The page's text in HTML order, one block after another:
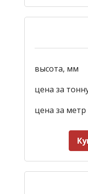
высота, мм
цена за
цена за метр